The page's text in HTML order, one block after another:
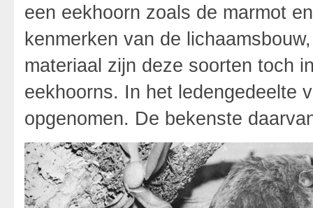
een eekhoorn zoals de marmot
kenmerken van de
materiaal zijn deze soorten toch
eekhoorns. In het ledengedeelte
opgenomen. De bekenste